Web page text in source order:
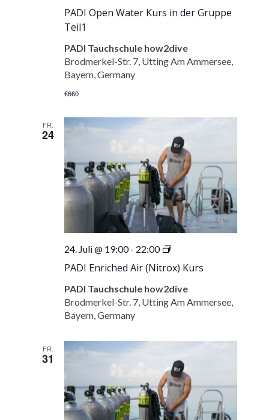
PADI Open Water Kurs in der Gruppe
Teil1
PADI Tauchschule how2dive
Brodmerkel-Str. 7, Utting Am Ammersee,
Bayern, Germany
€660
FR.
24
PADI Enriched Air (Nitrox) Kurs
24. Juli @ 19:00- 22:00
PADI
Air
(Nitrox)
Kurs
PADI Tauchschule how2dive
Brodmerkel-Str. 7, Utting Am Ammersee,
Bayern, Germany
FR.
31